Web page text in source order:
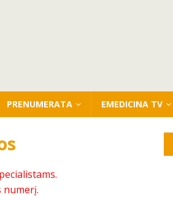
PRENUMERATA EMEDICINA TV
numerį.